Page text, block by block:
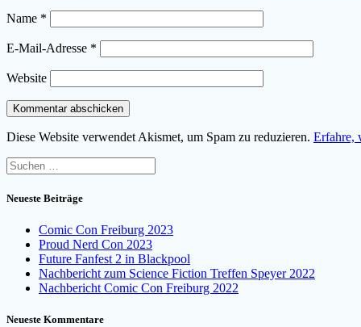
Name *
E-Mail-Adresse *
Website
Diese Website verwendet Akismet, um Spam zu reduzieren. Erfahre,
Suchen
nach:
Neueste Beiträge
Comic Con Freiburg 2023
Proud Nerd Con 2023
Future Fanfest 2 in Blackpool
Nachbericht zum Science Fiction Treffen Speyer 2022
Nachbericht Comic Con Freiburg 2022
Neueste Kommentare